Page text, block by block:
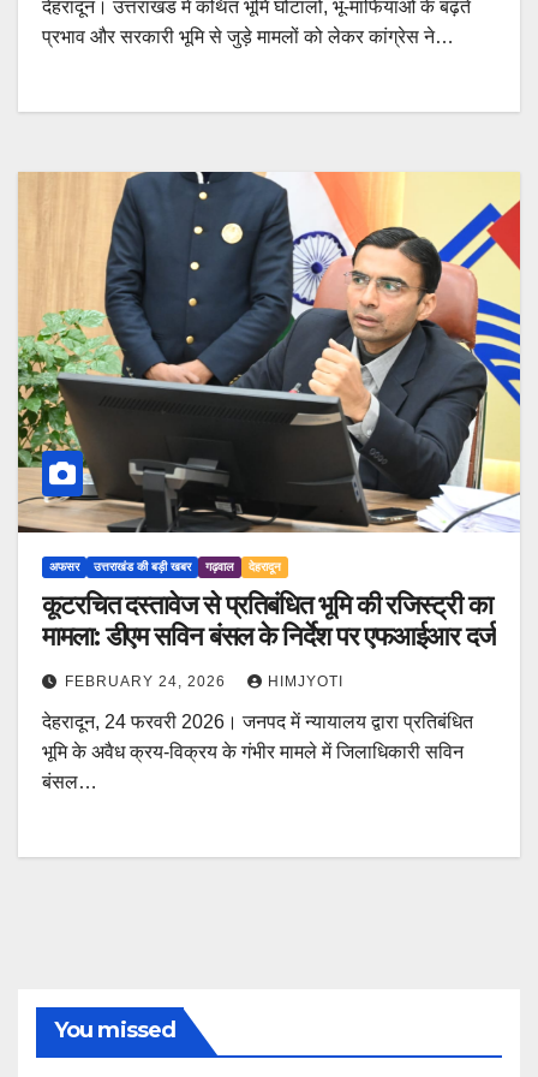
देहरादून। उत्तराखंड में कथित भूमि घोटालों, भू-माफियाओं के बढ़ते
प्रभाव और सरकारी भूमि से जुड़े मामलों को लेकर कांग्रेस ने…
अफसर उत्तराखंड की बड़ी खबर गढ़वाल देहरादून
कूटरचित दस्तावेज से प्रतिबंधित भूमि की रजिस्ट्री का
मामला: डीएम सविन बंसल के निर्देश पर एफआईआर दर्ज
FEBRUARY 24, 2026 HIMJYOTI
देहरादून, 24 फरवरी 2026। जनपद में न्यायालय द्वारा प्रतिबंधित
भूमि के अवैध क्रय-विक्रय के गंभीर मामले में जिलाधिकारी सविन
बंसल…
You missed